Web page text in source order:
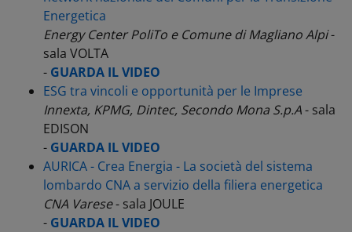
Energetica
Energy Center PoliTo e Comune di MaglianoAlpi-
sala VOLTA
- GUARDA IL VIDEO
ESG tra vincoli e opportunità per le Imprese
Innexta, KPMG, Dintec, Secondo Mona S.p.A- sala
EDISON
- GUARDA IL VIDEO
AURICA - Crea Energia - La società del sistema
lombardo CNA a servizio della filiera energetica
CNA Varese- sala JOULE
- GUARDA IL VIDEO